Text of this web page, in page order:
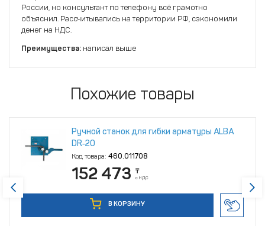
России, но консультант по телефону всё грамотно
объяснил. Рассчитывались на территории РФ, сэкономили
денег на НДС.
Преимущества: написал выше
Похожие товары
Ручной станок для гибки арматуры ALBA
DR‑20
Код товара: 460.011708
152 473 ₸
с НДС
В КОРЗИНУ